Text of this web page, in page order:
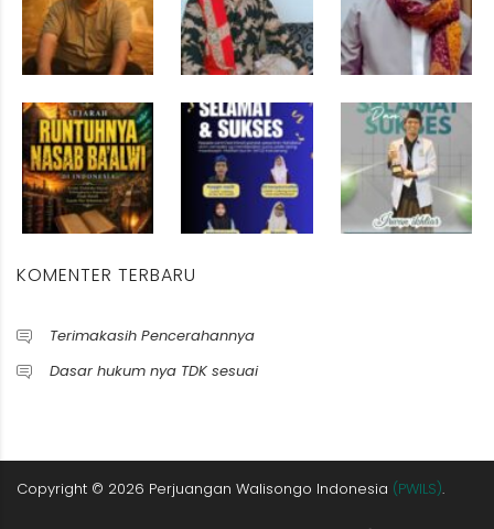
KOMENTER TERBARU
Terimakasih Pencerahannya
Dasar hukum nya TDK sesuai
Copyright © 2026 Perjuangan Walisongo Indonesia (PWILS).